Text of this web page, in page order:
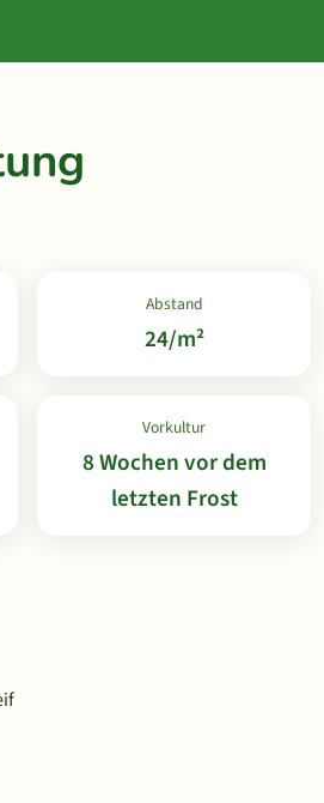
Abstand
24/m²
Vorkultur
8 Wochen vor dem
letzten Frost